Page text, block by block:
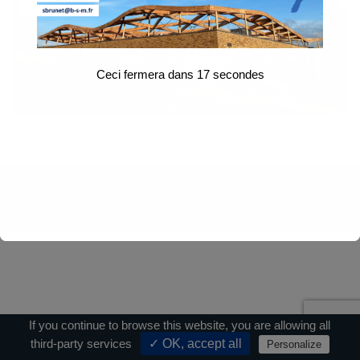
Ceci fermera dans 17secondes
If you continue to browse this website, you are allowing all
third-party services
✓ OK, accept all Personalize